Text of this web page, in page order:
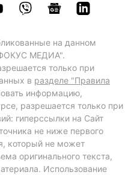
на данном
МЕДИА".
только при
в разделе "Правила
информацию,
разрешается только при
гиперссылки на Сайт
не ниже первого
который не может
оригинального текста,
Использование